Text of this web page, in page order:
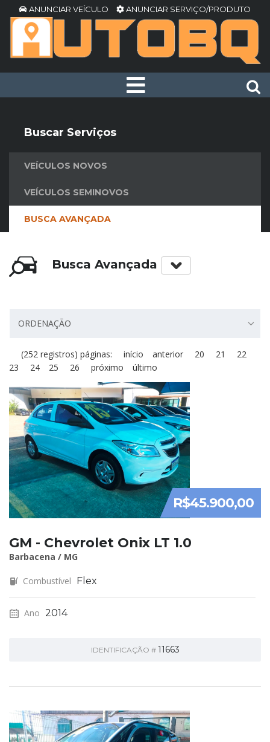
ANUNCIAR VEÍCULO ANUNCIAR SERVIÇO/PRODUTO
Buscar Serviços
VEÍCULOS NOVOS
VEÍCULOS SEMINOVOS
BUSCA AVANÇADA
Busca Avançada
ORDENAÇÃO
(252 registros) páginas: início anterior 20 21
22
23
24 25 26 próximo último
R$45.900,00
GM - Chevrolet Onix LT 1.0
Barbacena / MG
Combustível Flex
Ano 2014
IDENTIFICAÇÃO # 11663